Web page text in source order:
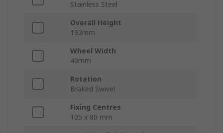
Stainless Steel
Overall Height
192mm
Wheel Width
40mm
Rotation
Braked Swivel
Fixing Centres
105 x 80 mm